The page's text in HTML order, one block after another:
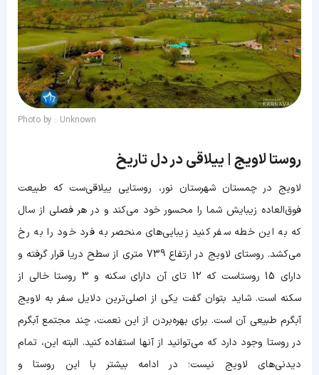
Photo by : Unknown
روستا لاویج | ییلاقی در دل تاریخ
لاویج در چمستان شهرستان نور، روستایی ییلاقی‌ست که طبیعت
فوق‌العاده زیبایش شما را محسور خود می‌کند و در هر فصلی از سال
که به این خطه سفر کنید زیبایی‌های منحصر به فرد خود را به رخ
می‌کشد. روستای لاویج در ارتفاع 739 متری از سطح دریا قرار گرفته و
دارای 15 روستا‌ست که 12 تای آن دارای سکنه و 3 روستا خالی از
سکنه است. شاید بتوان گفت یکی از اصلی‌ترین دلایل سفر به لاویج
آبگرم طبیعی آن است. برای بهره‌بردن از این نعمت، چند مجتمع آبگرم
در روستا وجود دارد که می‌توانید از آنها استفاده کنید. البته این، تمام
دیدنی‌های لاویج نیست؛ در ادامه بیشتر با این روستا و